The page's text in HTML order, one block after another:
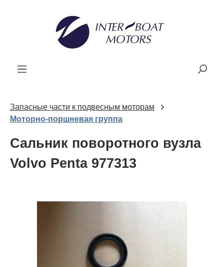
Запасные части к подвесным моторам
Моторно-поршневая группа
Сальник поворотного вузла
Volvo Penta 977313